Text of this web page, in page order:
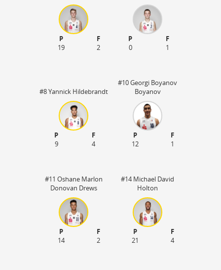
P
F
19
2
P
F
0
1
#8 Yannick Hildebrandt
P
F
9
4
#10 Georgi Boyanov
Boyanov
P
F
12
1
#11 Oshane Marlon
Donovan Drews
P
F
14
2
#14 Michael David
Holton
P
F
21
4